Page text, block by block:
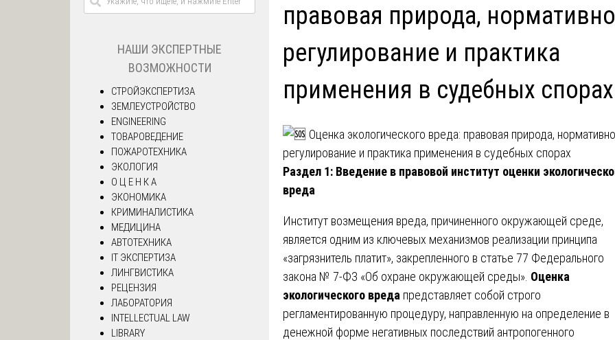
правовая природа,
регулирование и практика
применения в судебных спорах
Раздел 1: Введение в правовой институт оценки
вреда
Институт возмещения вреда, причиненного окружающей среде,
является одним из ключевых механизмов реализации принципа
«загрязнитель платит», закрепленного в статье 77 Федерального
закона № 7-ФЗ «Об охране окружающей среды». Оценка
экологического вреда представляет собой строго
регламентированную процедуру, направленную на определение в
денежной форме негативных последствий антропогенного
НАШИ ЭКСПЕРТНЫЕ
ВОЗМОЖНОСТИ
СТРОЙЭКСПЕРТИЗА
ЗЕМЛЕУСТРОЙСТВО
ENGINEERING
ТОВАРОВЕДЕНИЕ
ПОЖАРОТЕХНИКА
ЭКОЛОГИЯ
О Ц Е Н К А
ЭКОНОМИКА
КРИМИНАЛИСТИКА
МЕДИЦИНА
АВТОТЕХНИКА
IT ЭКСПЕРТИЗА
ЛИНГВИСТИКА
РЕЦЕНЗИЯ
ЛАБОРАТОРИЯ
INTELLECTUAL LAW
LIBRARY